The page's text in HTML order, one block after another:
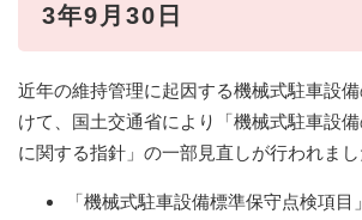
3年9月30日
近年の維持管理に起因する機械式駐車設
けて、国土交通省により「機械式駐車設
に関する指針」の一部見直しが行われまし
「機械式駐車設備標準保守点検項